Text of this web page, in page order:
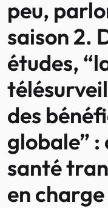
peu,
saison 2.
études,
des
globale” :
santé
en